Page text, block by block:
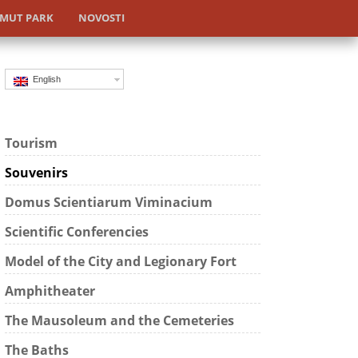
PARK NOVOSTI
English
Tourism
Souvenirs
Domus Scientiarum Viminacium
Scientific Conferencies
Model of the City and Legionary Fort
Amphitheater
The Mausoleum and the Cemeteries
The Baths